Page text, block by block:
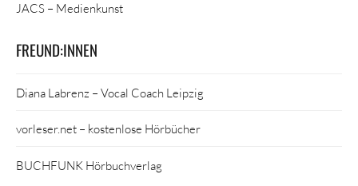
JACS – Medienkunst
FREUND:INNEN
Diana Labrenz – Vocal Coach Leipzig
vorleser.net – kostenlose Hörbücher
BUCHFUNK Hörbuchverlag